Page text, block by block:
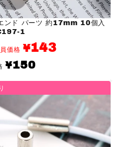
ンド パーツ 約17mm 10個入
1
価格 ¥143
通
常
¥150